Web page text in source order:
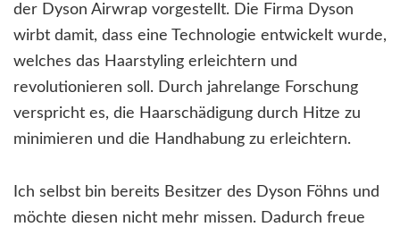
der Dyson Airwrap vorgestellt. Die Firma Dyson
wirbt damit, dass eine Technologie entwickelt wurde,
welches das Haarstyling erleichtern und
revolutionieren soll. Durch jahrelange Forschung
verspricht es, die Haarschädigung durch Hitze zu
minimieren und die Handhabung zu erleichtern.
Ich selbst bin bereits Besitzer des Dyson Föhns und
möchte diesen nicht mehr missen. Dadurch freue